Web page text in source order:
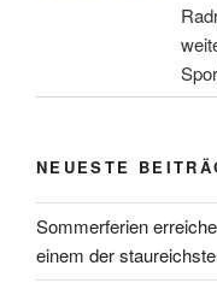
NEUESTE
Sommerferien
einem der